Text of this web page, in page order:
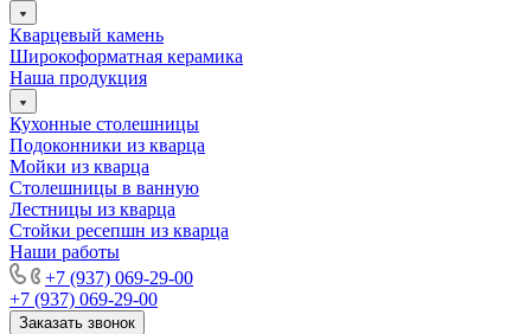
Кварцевый камень
Широкоформатная керамика
Наша продукция
Кухонные столешницы
Подоконники из кварца
Мойки из кварца
Столешницы в ванную
Лестницы из кварца
Стойки ресепшн из кварца
Наши работы
+7 (937) 069-29-00
+7 (937) 069-29-00
Заказать звонок